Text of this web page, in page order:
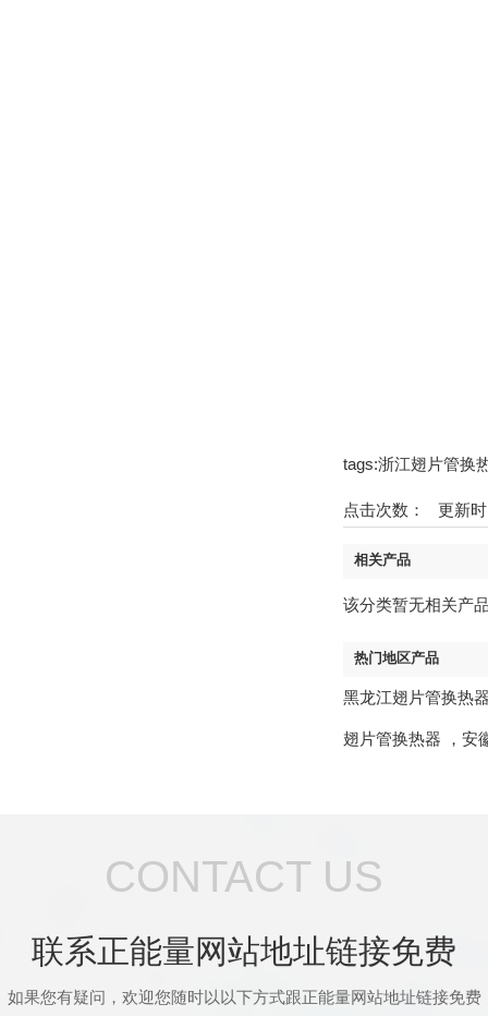
tags:浙江翅片管换
点击次数： 更新
相关产品
该分类暂无相关产
热门地区产品
黑龙江翅片管换热
翅片管换热器 ， 安
CONTACT US
联系正能量网站地址链接免费
如果您有疑问，欢迎您随时以以下方式跟正能量网站地址链接免费